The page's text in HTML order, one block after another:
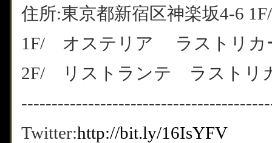
住所:東京都新宿区神楽坂4-6
1F/ オステリア ラストリ
2F/ リストランテ ラスト
Twitter:http://bit.ly/16IsYFV